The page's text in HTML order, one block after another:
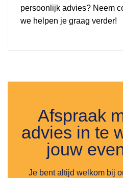
persoonlijk advies? Neem
we helpen je graag verder!
Afspraak
advies in te
jouw
Je bent altijd welkom bij